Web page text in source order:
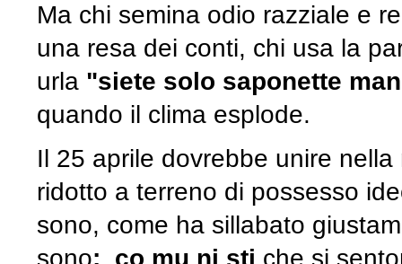
Ma chi semina odio razziale e
una resa dei conti, chi usa la
urla "siete solo saponette
quando il clima esplode.
Il 25 aprile dovrebbe unire
ridotto a terreno di possesso
sono, come ha sillabato
sono: co mu ni sti che si